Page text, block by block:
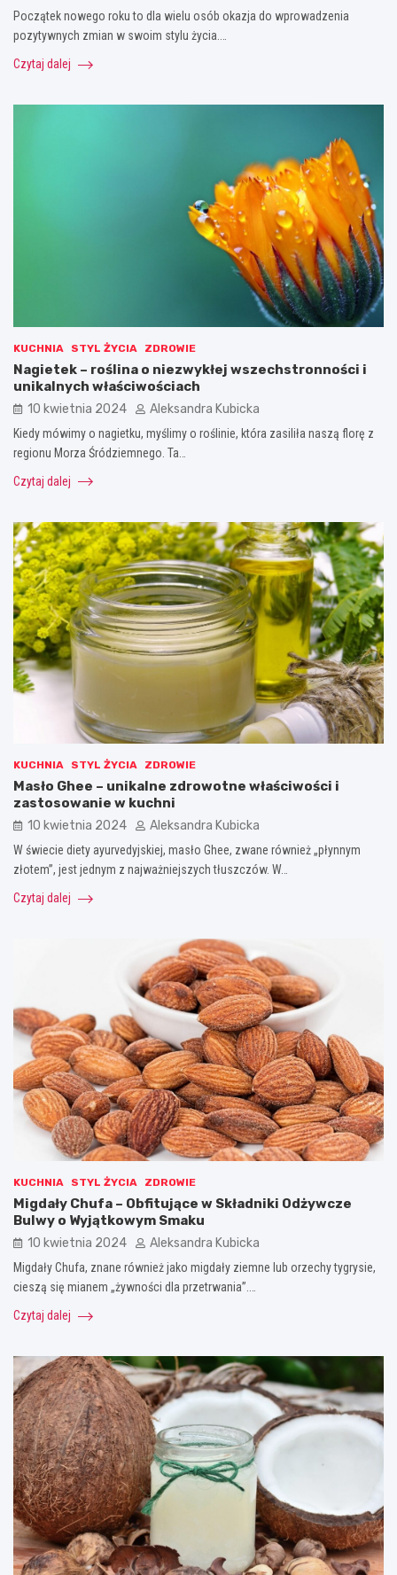
Początek nowego roku to dla wielu osób okazja do wprowadzenia
pozytywnych zmian w swoim stylu życia.…
Czytaj dalej
KUCHNIA STYL ŻYCIA ZDROWIE
Nagietek – roślina o niezwykłej wszechstronności i
unikalnych właściwościach
10 kwietnia 2024 Aleksandra Kubicka
Kiedy mówimy o nagietku, myślimy o roślinie, która zasiliła naszą florę z
regionu Morza Śródziemnego. Ta…
Czytaj dalej
KUCHNIA STYL ŻYCIA ZDROWIE
Masło Ghee – unikalne zdrowotne właściwości i
zastosowanie w kuchni
10 kwietnia 2024 Aleksandra Kubicka
W świecie diety ayurvedyjskiej, masło Ghee, zwane również „płynnym
złotem”, jest jednym z najważniejszych tłuszczów. W…
Czytaj dalej
KUCHNIA STYL ŻYCIA ZDROWIE
Migdały Chufa – Obfitujące w Składniki Odżywcze
Bulwy o Wyjątkowym Smaku
10 kwietnia 2024 Aleksandra Kubicka
Migdały Chufa, znane również jako migdały ziemne lub orzechy tygrysie,
cieszą się mianem „żywności dla przetrwania”.…
Czytaj dalej